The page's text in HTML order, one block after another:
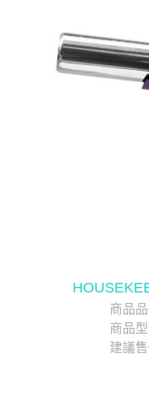
商品品
商品型
建議售